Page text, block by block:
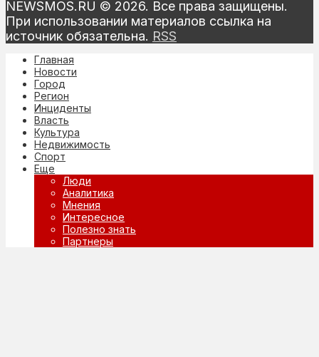
NEWSMOS.RU © 2026. Все права защищены.
При использовании материалов ссылка на
источник обязательна. RSS
Главная
Новости
Город
Регион
Инциденты
Власть
Культура
Недвижимость
Спорт
Еще
Люди
Аналитика
Мнения
Интересное
Полезно знать
Партнеры